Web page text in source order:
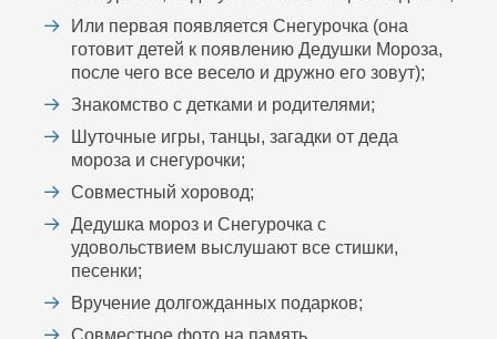
Или первая появляется Снегурочка (она
готовит детей к появлению Дедушки Мороза,
после чего все весело и дружно его зовут);
Знакомство с детками и родителями;
Шуточные игры, танцы, загадки от деда
мороза и снегурочки;
Совместный хоровод;
Дедушка мороз и Снегурочка с
удовольствием выслушают все стишки,
песенки;
Вручение долгожданных подарков;